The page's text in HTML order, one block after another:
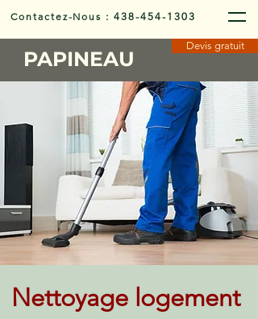
Contactez-Nous :438-454-1303
PAPINEAU
Devis gratuit
Nettoyage logement